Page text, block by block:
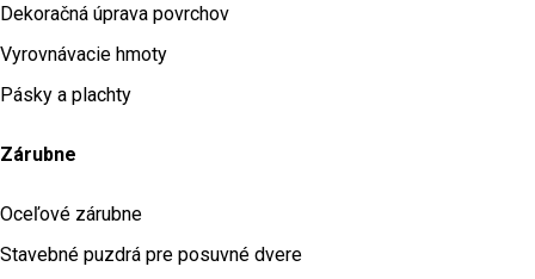
Dekoračná úprava povrchov
Vyrovnávacie hmoty
Pásky a plachty
Zárubne
Oceľové zárubne
Stavebné puzdrá pre posuvné dvere